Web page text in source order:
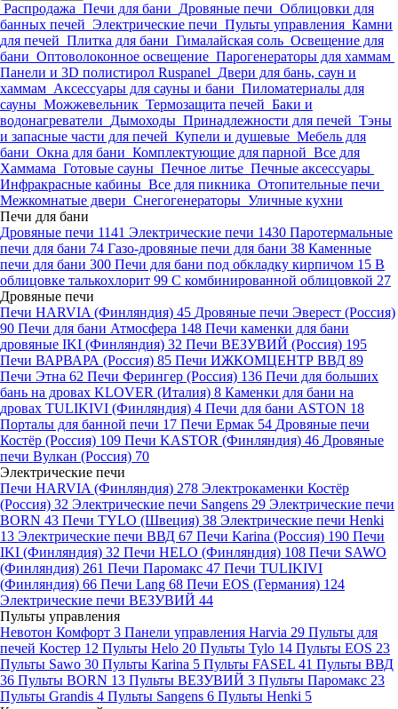
Распродажа Печи для бани Дровяные печи Облицовки для
банных печей Электрические печи Пульты управления Камни
для печей Плитка для бани Гималайская соль Освещение для
бани Оптоволоконное освещение Парогенераторы для хаммам
Панели и 3D полистирол Ruspanel Двери для бань, саун и
хаммам Аксессуары для сауны и бани Пиломатериалы для
сауны Можжевельник Термозащита печей Баки и
водонагреватели Дымоходы Принадлежности для печей Тэны
и запасные части для печей Купели и душевые Мебель для
бани Окна для бани Комплектующие для парной Все для
Хаммама Готовые сауны Печное литье Печные аксессуары
Инфракрасные кабины Все для пикника Отопительные печи
Межкомнатые двери Снегогенераторы Уличные кухни
Печи для бани
Дровяные печи 1141 Электрические печи 1430 Паротермальные
печи для бани 74 Газо-дровяные печи для бани 38 Каменные
печи для бани 300 Печи для бани под обкладку кирпичом 15 В
облицовке талькохлорит 99 С комбинированной облицовкой 27
Дровяные печи
Печи HARVIA (Финляндия) 45 Дровяные печи Эверест (Россия)
90 Печи для бани Атмосфера 148 Печи каменки для бани
дровяные IKI (Финляндия) 32 Печи ВЕЗУВИЙ (Россия) 195
Печи ВАРВАРА (Россия) 85 Печи ИЖКОМЦЕНТР ВВД 89
Печи Этна 62 Печи Ферингер (Россия) 136 Печи для больших
бань на дровах KLOVER (Италия) 8 Каменки для бани на
дровах TULIKIVI (Финляндия) 4 Печи для бани ASTON 18
Порталы для банной печи 17 Печи Ермак 54 Дровяные печи
Костёр (Россия) 109 Печи KASTOR (Финляндия) 46 Дровяные
печи Вулкан (Россия) 70
Электрические печи
Печи HARVIA (Финляндия) 278 Электрокаменки Костёр
(Россия) 32 Электрические печи Sangens 29 Электрические печи
BORN 43 Печи TYLO (Швеция) 38 Электрические печи Henki
13 Электрические печи ВВД 67 Печи Karina (Россия) 190 Печи
IKI (Финляндия) 32 Печи HELO (Финляндия) 108 Печи SAWO
(Финляндия) 261 Печи Паромакс 47 Печи TULIKIVI
(Финляндия) 66 Печи Lang 68 Печи EOS (Германия) 124
Электрические печи ВЕЗУВИЙ 44
Пульты управления
Невотон Комфорт 3 Панели управления Harvia 29 Пульты для
печей Костер 12 Пульты Helo 20 Пульты Tylo 14 Пульты EOS 23
Пульты Sawo 30 Пульты Karina 5 Пульты FASEL 41 Пульты ВВД
36 Пульты BORN 13 Пульты ВЕЗУВИЙ 3 Пульты Паромакс 23
Пульты Grandis 4 Пульты Sangens 6 Пульты Henki 5